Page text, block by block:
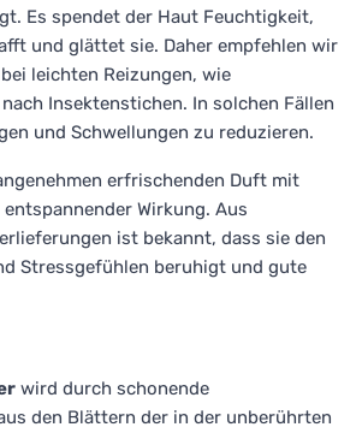
Es spendet der Haut Feuchtigkeit,
und glättet sie. Daher empfehlen wir
leichten Reizungen, wie
Insektenstichen. In solchen Fällen
und Schwellungen zu reduzieren.
erfrischenden Duft mit
Wirkung. Aus
ist bekannt, dass sie den
Stressgefühlen beruhigt und gute
wird durch schonende
den Blättern der in der unberührten